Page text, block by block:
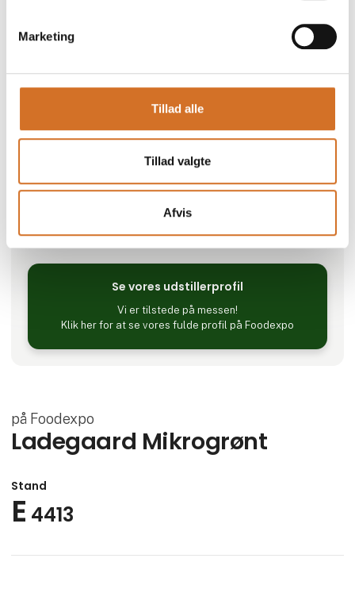
Marketing
Tillad alle
Tillad valgte
Afvis
Gå til hjemmeside
Nørager, Danmark
Se vores udstillerprofil
Vi er tilstede på messen!
Klik her for at se vores fulde profil på Foodexpo
på Foodexpo
Ladegaard Mikrogrønt
Stand
E 4413